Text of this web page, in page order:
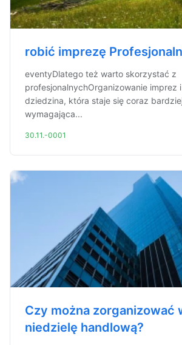
robić imprezę
eventyDlatego też warto skorzystać z
profesjonalnychOrganizowanie imprez
dziedzina, która staje się coraz
wymagająca...
30.11.-0001
Czy można zorganizować
niedzielę handlową?